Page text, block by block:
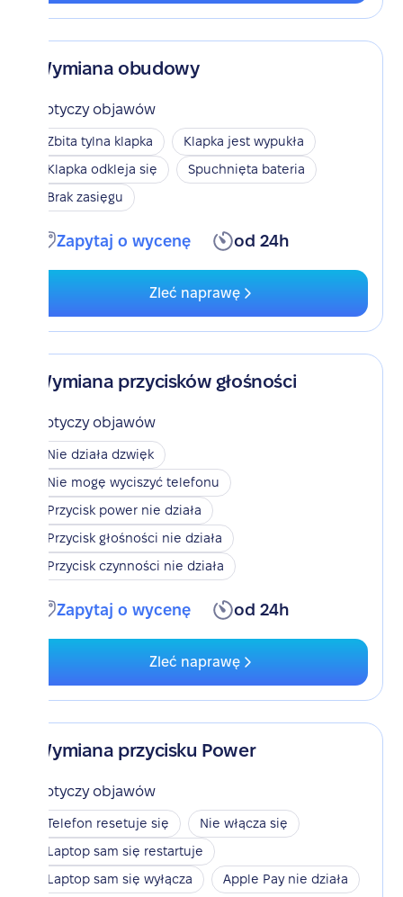
Wymiana obudowy
Dotyczy objawów
Zbita tylna klapka
Klapka jest wypukła
Klapka odkleja się
Spuchnięta bateria
Brak zasięgu
Zapytaj o wycenę od 24h
Zleć naprawę
Wymiana przycisków głośności
Dotyczy objawów
Nie działa dzwięk
Nie mogę wyciszyć telefonu
Przycisk power nie działa
Przycisk głośności nie działa
Przycisk czynności nie działa
Zapytaj o wycenę od 24h
Zleć naprawę
Wymiana przycisku Power
Dotyczy objawów
Telefon resetuje się
Nie włącza się
Laptop sam się restartuje
Laptop sam się wyłącza
Apple Pay nie działa